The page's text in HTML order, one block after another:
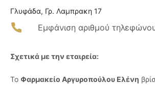
Γλυφάδα, Γρ. Λαμπρακη 17
Εμφάνιση αριθμού
Σχετικά με την εταιρεία:
Το Φαρμακείο Αργυροπούλου Ελένη